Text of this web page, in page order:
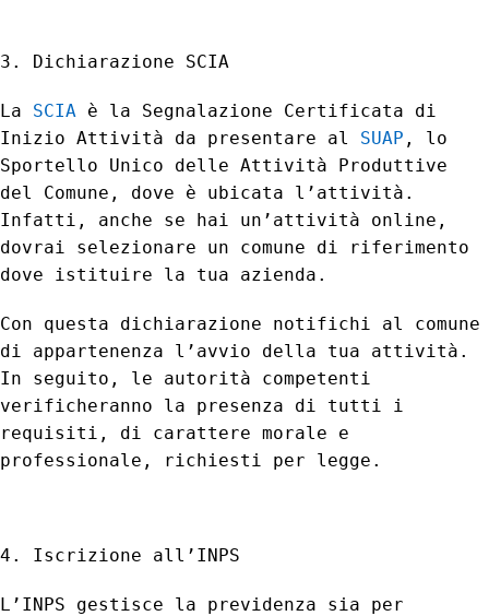
3. Dichiarazione SCIA
La SCIA è la Segnalazione Certificata di
Inizio Attività da presentare al SUAP , lo
Sportello Unico delle Attività Produttive
del Comune, dove è ubicata l’attività.
Infatti, anche se hai un’attività online,
dovrai selezionare un comune di riferimento
dove istituire la tua azienda.
Con questa dichiarazione notifichi al comune
di appartenenza l’avvio della tua attività.
In seguito, le autorità competenti
verificheranno la presenza di tutti i
requisiti, di carattere morale e
professionale, richiesti per legge.
4. Iscrizione all’INPS
L’INPS gestisce la previdenza sia per